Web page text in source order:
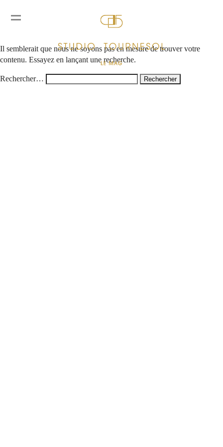
Rien ici
Il semblerait que nous ne soyons pas en mesure de trouver votre
contenu. Essayez en lançant une recherche.
Rechercher…